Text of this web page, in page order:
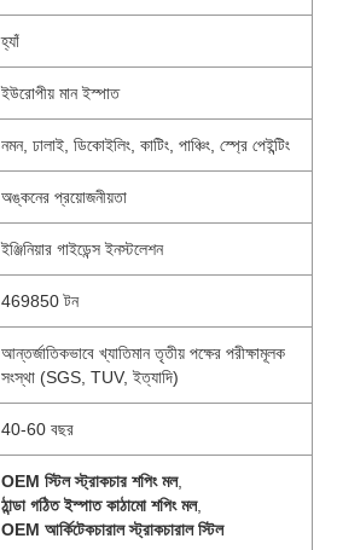
হ্যাঁ
ইউরোপীয় মান ইস্পাত
নমন, ঢালাই, ডিকোইলিং, কাটিং, পাঞ্চিং, স্প্রে পেইন্টিং
অঙ্কনের প্রয়োজনীয়তা
ইঞ্জিনিয়ার গাইডেন্স ইনস্টলেশন
469850 টন
আন্তর্জাতিকভাবে খ্যাতিমান তৃতীয় পক্ষের পরীক্ষামূলক
সংস্থা (SGS, TUV, ইত্যাদি)
40-60 বছর
OEM স্টিল স্ট্রাকচার শপিং মল,
ঠান্ডা গঠিত ইস্পাত কাঠামো শপিং মল,
OEM আর্কিটেকচারাল স্ট্রাকচারাল স্টিল